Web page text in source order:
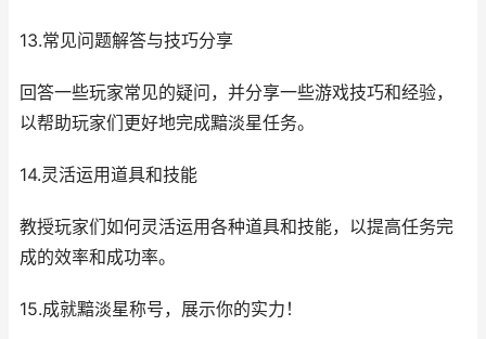
13.常见问题解答与技巧分享
回答一些玩家常见的疑问，并分享一些游戏技巧和经验，
以帮助玩家们更好地完成黯淡星任务。
14.灵活运用道具和技能
教授玩家们如何灵活运用各种道具和技能，以提高任务完
成的效率和成功率。
15.成就黯淡星称号，展示你的实力！